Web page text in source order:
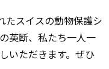
たスイスの動物保護シ
英断、私たち一人一
いただきます。ぜひ